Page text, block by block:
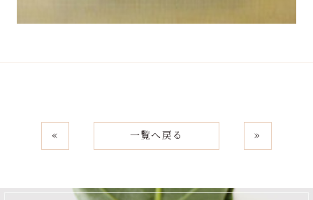
« 一覧へ戻る »